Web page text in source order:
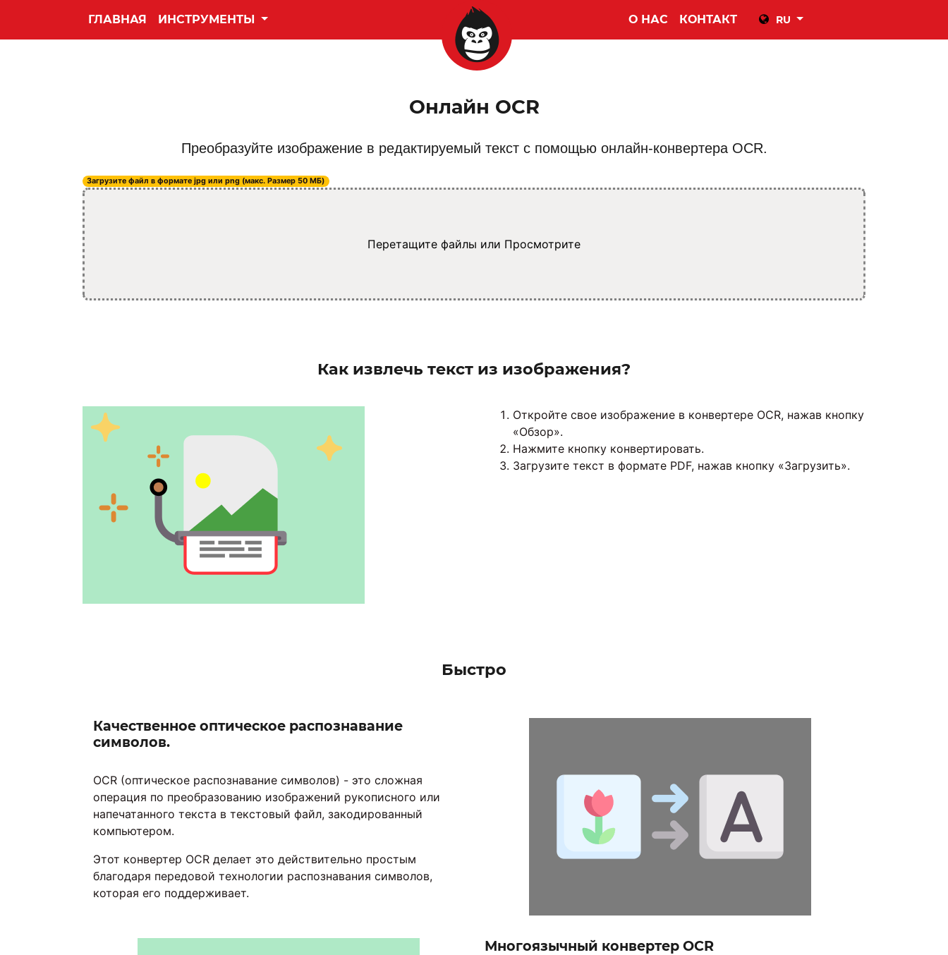
ГЛАВНАЯ ИНСТРУМЕНТЫ О НАС КОНТАКТ RU
Онлайн OCR
Преобразуйте изображение в редактируемый текст с помощью онлайн-конвертера OCR.
Загрузите файл в формате jpg или png (макс. Размер 50 МБ)
Перетащите файлы или Просмотрите
Как извлечь текст из изображения?
Откройте свое изображение в конвертере OCR, нажав кнопку
«Обзор».
Нажмите кнопку конвертировать.
Загрузите текст в формате PDF, нажав кнопку «Загрузить».
Быстро
Качественное оптическое распознавание
символов.
OCR (оптическое распознавание символов) - это сложная
операция по преобразованию изображений рукописного или
напечатанного текста в текстовый файл, закодированный
компьютером.
Этот конвертер OCR делает это действительно простым
благодаря передовой технологии распознавания символов,
которая его поддерживает.
Многоязычный конвертер OCR